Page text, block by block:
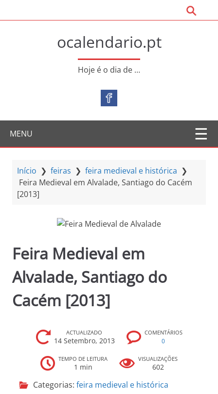
o
o
ocalendario.pt
Hoje é o dia de …
MENU
Início ❯ feiras ❯ feira medieval e histórica ❯
Feira Medieval em Alvalade, Santiago do Cacém
[2013]
Feira Medieval em
Alvalade, Santiago do
Cacém [2013]
ACTUALIZADO
14 Setembro, 2013
COMENTÁRIOS
0
TEMPO DE LEITURA
1 min
VISUALIZAÇÕES
602
Categorias: feira medieval e histórica